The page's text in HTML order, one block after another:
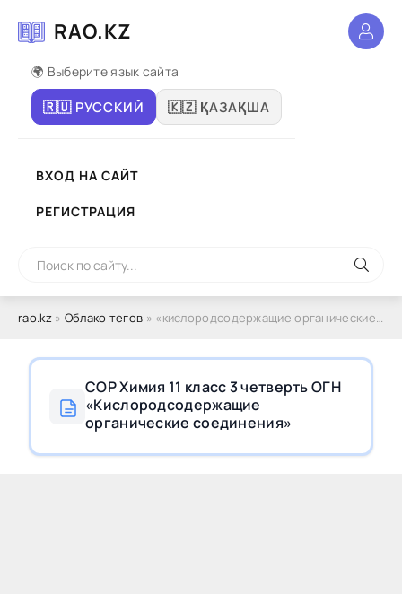
RAO.KZ
🌍 Выберите язык сайта
🇷🇺 РУССКИЙ 🇰🇿 ҚАЗАҚША
ВХОД НА САЙТ
РЕГИСТРАЦИЯ
rao.kz» Облако тегов » «кислородсодержащие органические соединения»
СОР Химия 11 класс 3 четверть ОГН
«Кислородсодержащие
органические соединения»